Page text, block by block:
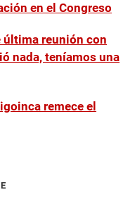
en el Congreso
última reunión con
nada, teníamos una
remece el